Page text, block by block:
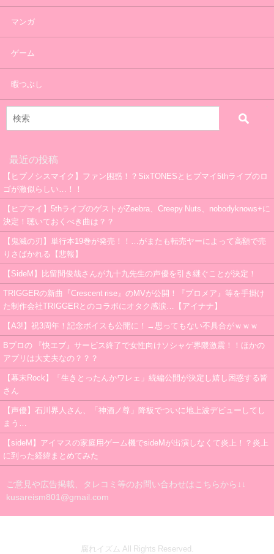
マンガ
ゲーム
暇つぶし
最近の投稿
【ヒプノシスマイク】ファン困惑！？SixTONESとヒプマイ5thライブのロ
ゴが激似らしい…！！
【ヒプマイ】5thライブのゲストがZeebra、Creepy Nuts、nobodyknows+に
決定！聴いておくべき曲は？？
【鬼滅の刃】単行本19巻が発売！！…がまたも転売ヤーによって高額で売
りさばかれる【悲報】
【SideM】比留間俊哉さんが九十九先生の声優を引き継ぐことが決定！
TRIGGERの新曲『Crescent rise』のMVが公開！『プロメア』等を手掛け
た制作会社TRIGGERとのコラボにオタク感涙…【アイナナ】
【A3!】祝3周年！記念ボイスも公開に！→思ってもない不具合がｗｗｗ
Bプロの 『快エブ』サービス終了で女性向けソシャゲ界隈激震！！ほかの
アプリは大丈夫なの？？？
【幕末Rock】「生きとったんかワレェ」続編公開が決定し嬉し困惑する皆
さん
【声優】石川界人さん、「神酒ノ尊」降板でついに地上波デビューしてし
まう…
【sideM】アイマスの家庭用ゲーム機でsideMが出演しなくて炎上！？炎上
に到った経緯まとめてみた
ご意見や広告掲載、タレコミ等のお問い合わせはこちらから↓↓
kusareism801@gmail.com
腐れイズム All Rights Reserved.